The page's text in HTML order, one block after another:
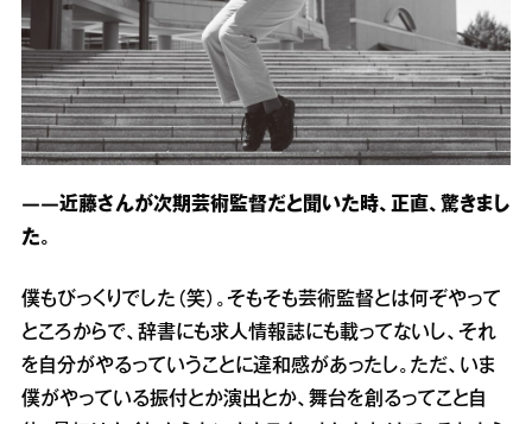
――近藤さんが次期芸術監督だと聞いた時、正直、驚きまし
た。
僕もびっくりでした（笑）。そもそも芸術監督とは何ぞやって
ところからで、辞書にも求人情報誌にも載ってないし、それ
を自分がやるっていうことに違和感があったし。ただ、いま
僕がやっている振付とか演出とか、舞台を創るってこと自